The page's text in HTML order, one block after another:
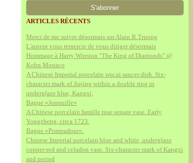
ARTICLES RÉCENTS
Merci de me suivre désormais sur Alain.R.Truong
L'auteur vous remercie de vous diriger désormais
Hommage à Harry Winston "The King of Diamonds" @
Kohn Monaco
A Chinese Imperial porcelain wucai saucer dish. Six-
character mark of Jiajing within a double ring in
underglaze blue, Kangxi,
Bague «Jonquille»
A Chinese porcelain famille rose square vase. Early
Yongzheng, circa 1723.
Bague «Pompadour».
Chinese Imperial porcelain blue and white, underglaze
copper-red and celadon vase. Six-character mark of Kangxi
and period